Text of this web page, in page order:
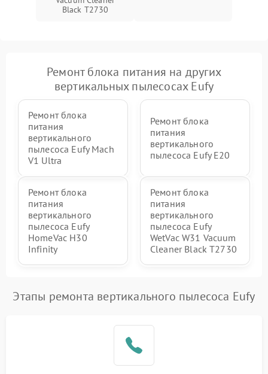
защиты от короткого
Black T2730
Ремонт блока питания на других
вертикальных пылесосах Eufy
Ремонт блока
питания
вертикального
пылесоса Eufy Mach
V1 Ultra
Ремонт блока
питания
вертикального
пылесоса Eufy E20
Ремонт блока
питания
вертикального
пылесоса Eufy
HomeVac H30
Infinity
Ремонт блока
питания
вертикального
пылесоса Eufy
WetVac W31 Vacuum
Cleaner Black T2730
Этапы ремонта вертикального пылесоса Eufy